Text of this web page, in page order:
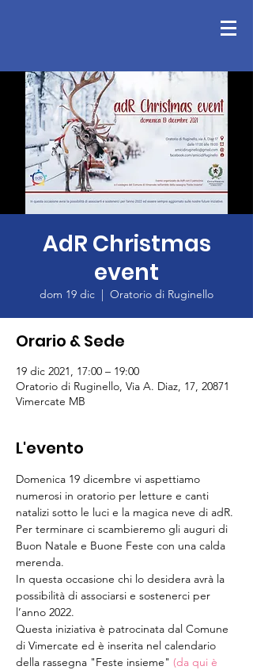
AdR Christmas
event
dom 19 dic
  |
Oratorio di Ruginello
Orario & Sede
19 dic 2021, 17:00 – 19:00
Oratorio di Ruginello, Via A. Diaz, 17, 20871
Vimercate MB
L'evento
Domenica 19 dicembre vi aspettiamo
numerosi in oratorio per letture e canti
natalizi sotto le luci e la magica neve di adR.
Per terminare ci scambieremo gli auguri di
Buon Natale e Buone Feste con una calda
merenda.
In questa occasione chi lo desidera avrà la
possibilità di associarsi e sostenerci per
l’anno 2022.
Questa iniziativa è patrocinata dal Comune
di Vimercate ed è inserita nel calendario
della rassegna "Feste insieme" (da qui è